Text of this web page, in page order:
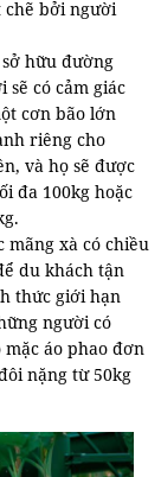
chẽ bởi người
hữu đường
có cảm giác
cơn bão lớn
riêng cho
và họ sẽ được
đa 100kg hoặc
mãng xà có chiều
du khách tận
thức giới hạn
người có
áo phao đơn
nặng từ 50kg